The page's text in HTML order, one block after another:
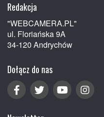
Redakcja
"WEBCAMERA.PL"
ul. Floriańska 9A
34-120 Andrychów
Dołącz do nas